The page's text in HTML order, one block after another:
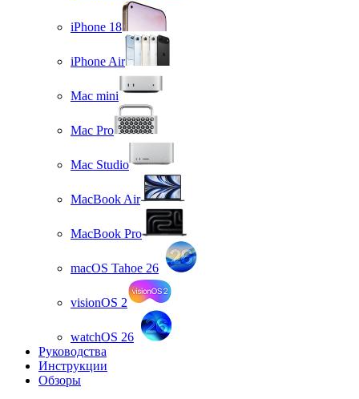
iPhone 18
iPhone Air
Mac mini
Mac Pro
Mac Studio
MacBook Air
MacBook Pro
macOS Tahoe 26
visionOS 2
watchOS 26
Руководства
Инструкции
Обзоры